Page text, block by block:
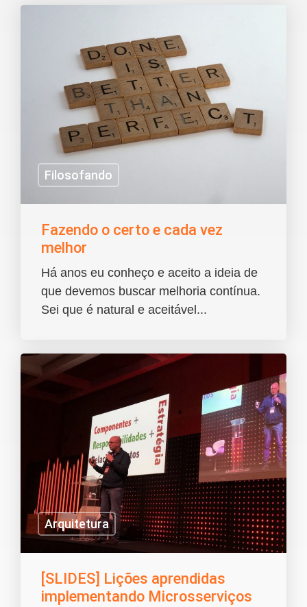
Filosofando
Fazendo o certo e cada vez
melhor
Há anos eu conheço e aceito a ideia de
que devemos buscar melhoria contínua.
Sei que é natural e aceitável...
Arquitetura
[SLIDES] Lições aprendidas
implementando Microsserviços